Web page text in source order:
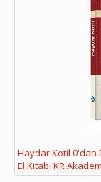
Haydar Kotil 0'dan
El Kitabı KR